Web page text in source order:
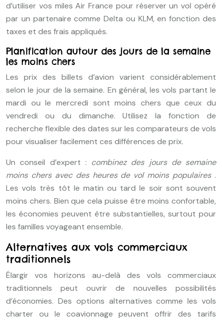
d’utiliser vos miles Air France pour réserver un vol opéré
par un partenaire comme Delta ou KLM, en fonction des
taxes et des frais appliqués.
Planification autour des jours de la semaine
les moins chers
Les prix des billets d’avion varient considérablement
selon le jour de la semaine. En général, les vols partant le
mardi ou le mercredi sont moins chers que ceux du
vendredi ou du dimanche. Utilisez la fonction de
recherche flexible des dates sur les comparateurs de vols
pour visualiser facilement ces différences de prix.
Un conseil d’expert : combinez des jours de semaine
moins chers avec des heures de vol moins populaires .
Les vols très tôt le matin ou tard le soir sont souvent
moins chers. Bien que cela puisse être moins confortable,
les économies peuvent être substantielles, surtout pour
les familles voyageant ensemble.
Alternatives aux vols commerciaux
traditionnels
Élargir vos horizons au-delà des vols commerciaux
traditionnels peut ouvrir de nouvelles possibilités
d’économies. Des options alternatives comme les vols
charter ou le coavionnage peuvent offrir des tarifs